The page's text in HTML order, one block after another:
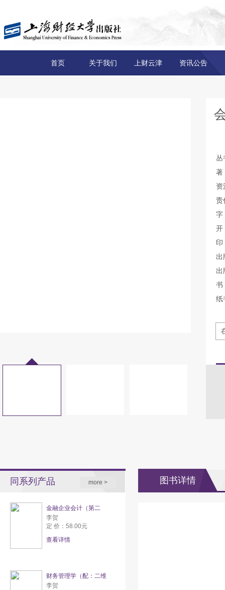
首页 关于我们 上财云津 资讯公告
丛
著
资
责
出
出
纸
同系列产品 more >
金融企业会计（第二
李贺
定 价：58.00元
查看详情
财务管理学（配：二维
李贺
图书详情